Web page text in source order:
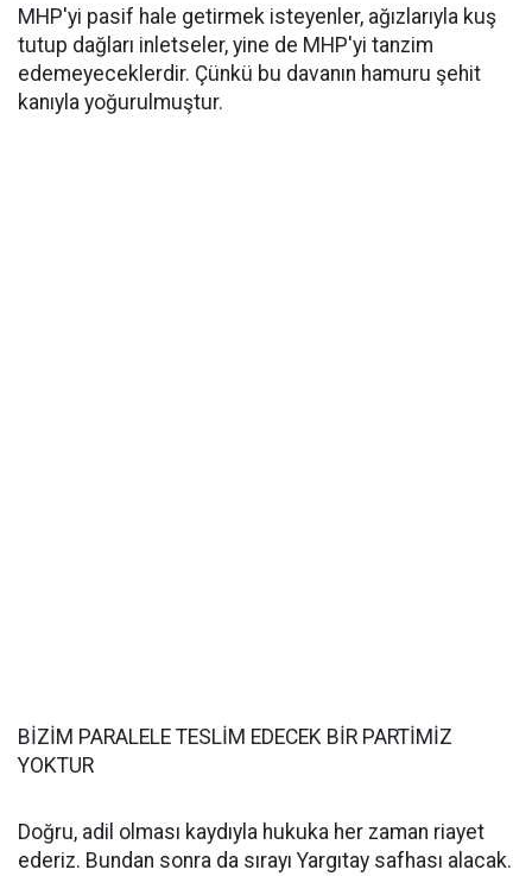
MHP'yi pasif hale getirmek isteyenler, ağızlarıyla kuş
tutup dağları inletseler, yine de MHP'yi tanzim
edemeyeceklerdir. Çünkü bu davanın hamuru şehit
kanıyla yoğurulmuştur.
BİZİM PARALELE TESLİM EDECEK BİR PARTİMİZ
YOKTUR
Doğru, adil olması kaydıyla hukuka her zaman riayet
ederiz. Bundan sonra da sırayı Yargıtay safhası alacak.